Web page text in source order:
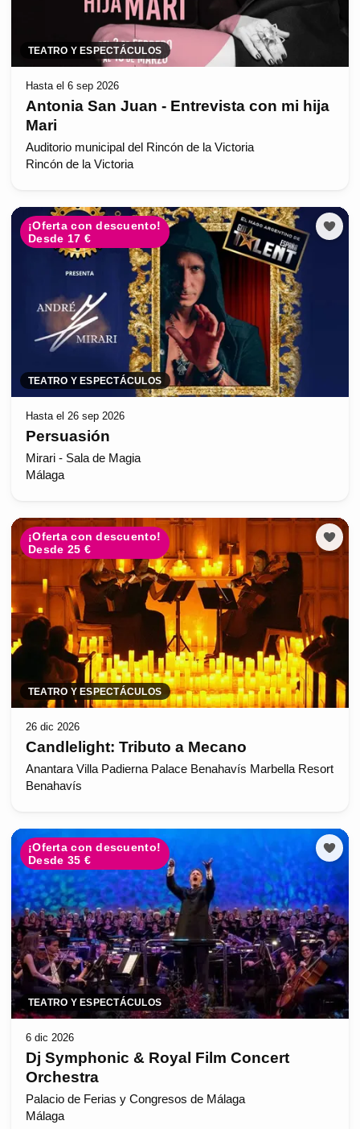
TEATRO Y ESPECTÁCULOS
Hasta el 6 sep 2026
Antonia San Juan - Entrevista con mi hija
Mari
Auditorio municipal del Rincón de la Victoria
Rincón de la Victoria
¡Oferta con descuento!
Desde 17 €
TEATRO Y ESPECTÁCULOS
Hasta el 26 sep 2026
Persuasión
Mirari - Sala de Magia
Málaga
¡Oferta con descuento!
Desde 25 €
TEATRO Y ESPECTÁCULOS
26 dic 2026
Candlelight: Tributo a Mecano
Anantara Villa Padierna Palace Benahavís Marbella Resort
Benahavís
¡Oferta con descuento!
Desde 35 €
TEATRO Y ESPECTÁCULOS
6 dic 2026
Dj Symphonic & Royal Film Concert
Orchestra
Palacio de Ferias y Congresos de Málaga
Málaga